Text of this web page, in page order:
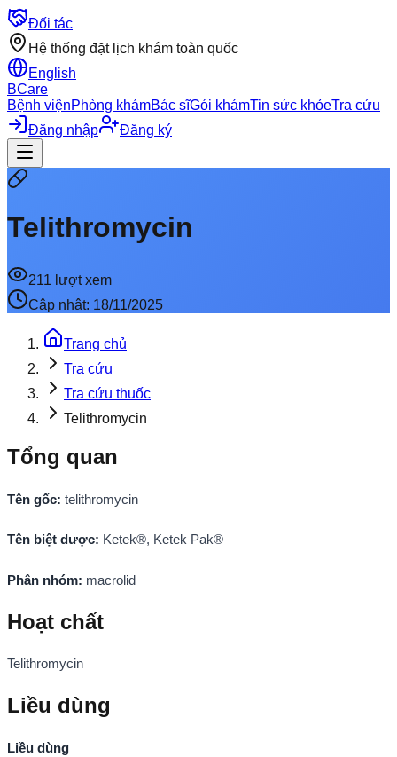
Đối tác
Hệ thống đặt lịch khám toàn quốc
English
BCare
Bệnh việnPhòng khámBác sĩGói khámTin sức khỏeTra cứu
Đăng nhập
Đăng ký
Telithromycin
211 lượt xem
Cập nhật: 18/11/2025
Trang chủ
Tra cứu
Tra cứu thuốc
Telithromycin
Tổng quan
Tên gốc: telithromycin
Tên biệt dược: Ketek®, Ketek Pak®
Phân nhóm: macrolid
Hoạt chất
Telithromycin
Liều dùng
Liều dùng